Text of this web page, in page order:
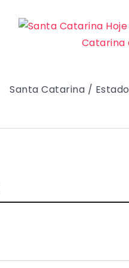
Santa Catarina / Estado